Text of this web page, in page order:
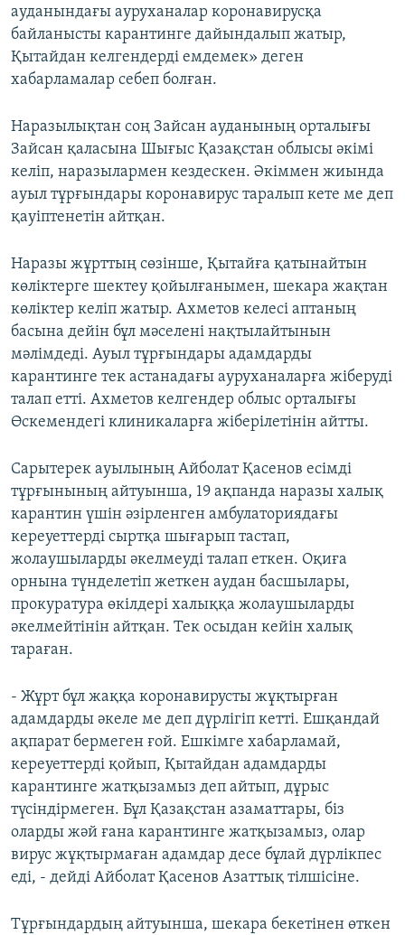
ауданындағы ауруханалар коронавирусқа
байланысты карантинге дайындалып жатыр,
Қытайдан келгендерді емдемек» деген
хабарламалар себеп болған.
Наразылықтан соң Зайсан ауданының орталығы
Зайсан қаласына Шығыс Қазақстан облысы әкімі
келіп, наразылармен кездескен. Әкіммен жиында
ауыл тұрғындары коронавирус таралып кете ме деп
қауіптенетін айтқан.
Наразы жұрттың сөзінше, Қытайға қатынайтын
көліктерге шектеу қойылғанымен, шекара жақтан
көліктер келіп жатыр. Ахметов келесі аптаның
басына дейін бұл мәселені нақтылайтынын
мәлімдеді. Ауыл тұрғындары адамдарды
карантинге тек астанадағы ауруханаларға жіберуді
талап етті. Ахметов келгендер облыс орталығы
Өскемендегі клиникаларға жіберілетінін айтты.
Сарытерек ауылының Айболат Қасенов есімді
тұрғынының айтуынша, 19 ақпанда наразы халық
карантин үшін әзірленген амбулаториядағы
кереуеттерді сыртқа шығарып тастап,
жолаушыларды әкелмеуді талап еткен. Оқиға
орнына түнделетіп жеткен аудан басшылары,
прокуратура өкілдері халыққа жолаушыларды
әкелмейтінін айтқан. Тек осыдан кейін халық
тараған.
- Жұрт бұл жаққа коронавирусты жұқтырған
адамдарды әкеле ме деп дүрлігіп кетті. Ешқандай
ақпарат бермеген ғой. Ешкімге хабарламай,
кереуеттерді қойып, Қытайдан адамдарды
карантинге жатқызамыз деп айтып, дұрыс
түсіндірмеген. Бұл Қазақстан азаматтары, біз
оларды жәй ғана карантинге жатқызамыз, олар
вирус жұқтырмаған адамдар десе бұлай дүрлікпес
еді, - дейді Айболат Қасенов Азаттық тілшісіне.
Тұрғындардың айтуынша, шекара бекетінен өткен